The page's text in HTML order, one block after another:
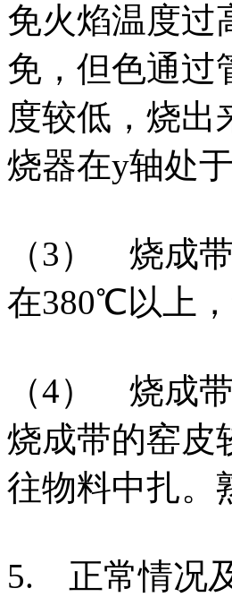
免火焰温度过
免，但色通过
度较低，烧出
烧器在y轴处
（3） 烧成
在380℃以上
（4） 烧成
烧成带的窑皮
往物料中扎。
5. 正常情况